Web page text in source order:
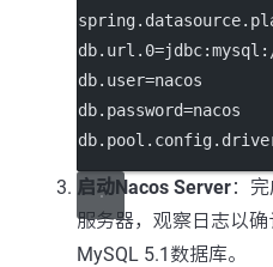
db.url.0=jdbc:mysql://
db.user=nacos
db.password=nacos
启动Nacos Server：
服务器，观察日志以确
MySQL 5.1数据库。